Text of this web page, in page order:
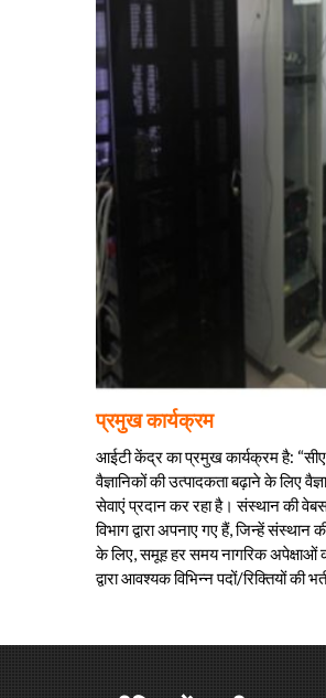
प्रमुख कार्यक्रम
आईटी केंद्र का प्रमुख कार्यक्रम है:
वैज्ञानिकों की उत्पादकता बढ़ाने के लिए
सेवाएं प्रदान कर रहा है। संस्थान की
विभाग द्वारा अपनाए गए हैं, जिन्हें
के लिए, समूह हर समय नागरिक
द्वारा आवश्यक विभिन्न पदों/रिक्तियों